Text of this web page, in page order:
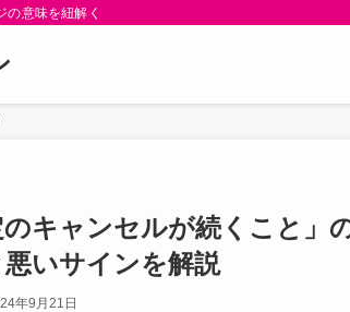
の意味を紐解く
のキャンセルが続くこと
いサインを解説
年9月21日